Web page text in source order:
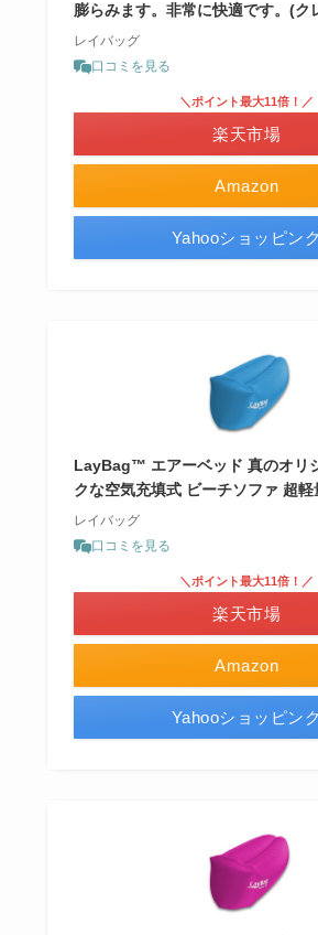
膨らみます。非常に快適です。(ク
レイバッグ
口コミを見る
Amazon
＼ポイント最大11倍！／
楽天市場
Yahooショッピン
LayBag™ エアーベッド 真のオリ
クな空気充填式 ビーチソファ 超軽
レイバッグ
口コミを見る
Amazon
＼ポイント最大11倍！／
楽天市場
Yahooショッピン